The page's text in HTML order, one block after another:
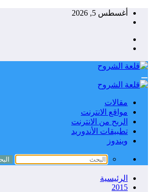
التجاوزأغسطس 5, 2026
مقالات
مواقع الانترنت
الربح من الانترنت
تطبيقات الأندوريد
ويندوز
الرئيسية
2015